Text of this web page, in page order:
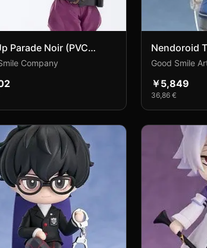
Parade Noir (PVC
Company
Nendoroid
(PVC
Good Smile
￥5,849
36,86 €